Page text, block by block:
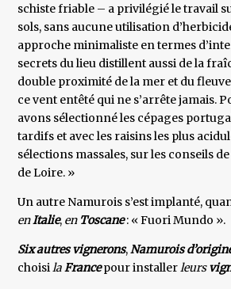
schiste friable – a privilégié le travail
sols, sans aucune utilisation
approche minimaliste en termes
secrets du lieu distillent aussi de la
double proximité de la mer et du
ce vent entêté qui ne s’arrête jamais.
avons sélectionné les cépages
tardifs et avec les raisins les plus
sélections massales, sur les conseils de
de Loire. »
Un autre Namurois s’est implanté,
enItalie, en Toscane: « Fuori Mundo ».
Six autres vignerons,Namurois
choisilaFrancepour installerleurs